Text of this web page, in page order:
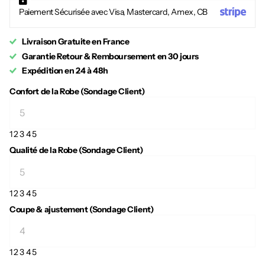
Paiement Sécurisée avec Visa, Mastercard, Amex, CB
Livraison Gratuite en France
Garantie Retour & Remboursement en 30 jours
Expédition en 24 à 48h
Confort de la Robe (Sondage Client)
12345
Qualité de la Robe (Sondage Client)
12345
Coupe & ajustement (Sondage Client)
12345